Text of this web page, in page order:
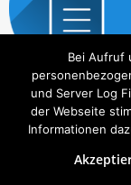
Copyright © 2026Tierbedarf
Bei Aufruf
und Server Log
der Webseite
Informationen